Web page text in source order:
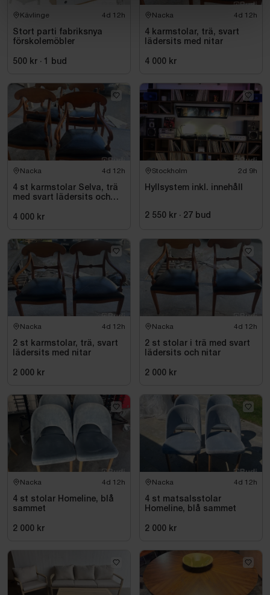
Kävlinge 4d 12h
Stort parti fabriksnya
förskolemöbler
500 kr · 1 bud
Nacka 4d 12h
4 karmstolar, trä, svart
lädersits med nitar
4 000 kr
Nacka 4d 12h
4 st karmstolar Selva, trä
med svart lädersits och
4 000 kr
Stockholm 2d 9h
Hyllsystem inkl. innehåll
2 550 kr · 27 bud
Nacka 4d 12h
2 st karmstolar, trä, svart
lädersits med nitar
2 000 kr
Nacka 4d 12h
2 st stolar i trä med svart
lädersits och nitar
2 000 kr
Nacka 4d 12h
4 st stolar Homeline, blå
sammet
2 000 kr
Nacka 4d 12h
4 st matsalsstolar
Homeline, blå sammet
2 000 kr